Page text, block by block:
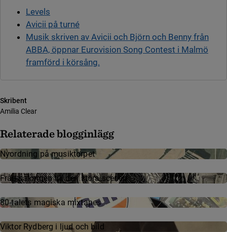
Levels
Avicii på turné
Musik skriven av Avicii och Björn och Benny från
ABBA, öppnar Eurovision Song Contest i Malmö
framförd i körsång.
Skribent
Amilia Clear
Relaterade blogginlägg
Nyordning på musiktorpet
Från salongen till den stora scenen
80-talets magiska mixtapes
Viktor Rydberg i ljud och bild